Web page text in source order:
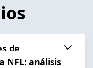
de
NFL: análisis